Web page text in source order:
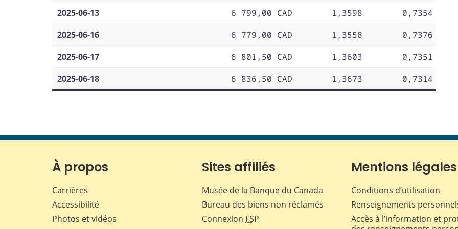
2025-06-13
6 799,00 CAD 1,3598
0,7354
2025-06-16
6 779,00 CAD 1,3558
0,7376
2025-06-17
6 801,50 CAD 1,3603
0,7351
2025-06-18
6 836,50 CAD 1,3673 0,7314
À propos
Carrières
Accessibilité
Photos et vidéos
Sites affiliés
Musée de la Banque du Canada
Bureau des biens non réclamés
Connexion FSP
Mentions légales
Conditions d’utilisation
Renseignements
Accès à l’information et